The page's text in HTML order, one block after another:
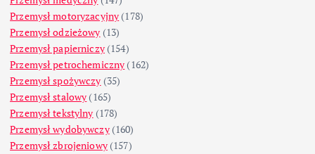
Przemysł motoryzacyjny (178)
Przemysł odzieżowy (13)
Przemysł papierniczy(154)
Przemysł petrochemiczny (162)
Przemysł spożywczy (35)
Przemysł stalowy (165)
Przemysł tekstylny (178)
Przemysł wydobywczy(160)
Przemysł zbrojeniowy(157)